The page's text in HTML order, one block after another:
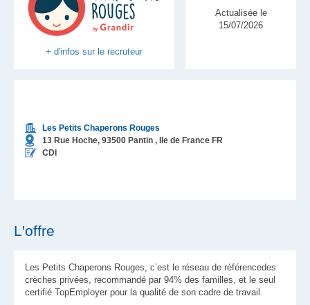
+ d'infos sur le recruteur
Les Petits Chaperons Rouges
13 Rue Hoche, 93500 Pantin , Ile de France FR
CDI
Actualisée le
15/07/2026
L'offre
Les Petits Chaperons Rouges, c’est le réseau de référencedes
crèches privées, recommandé par 94% des familles, et le seul
certifié TopEmployer pour la qualité de son cadre de travail.